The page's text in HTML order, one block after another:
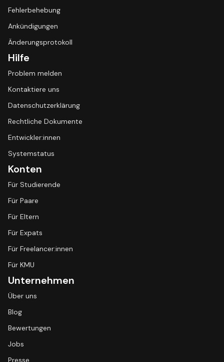
Fehlerbehebung
Ankündigungen
Änderungsprotokoll
Hilfe
Problem melden
Kontaktiere uns
Datenschutzerklärung
Rechtliche Dokumente
Entwickler:innen
Systemstatus
Konten
Für Studierende
Für Paare
Für Eltern
Für Expats
Für Freelancer:innen
Für KMU
Unternehmen
Über uns
Blog
Bewertungen
Jobs
Presse